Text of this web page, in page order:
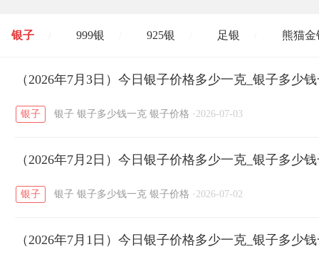
银子 999银 925银 足银 熊猫金
开国纪念币 大清银币 / 长城币 / 老
菜百 周生生 周大生
六福 / 金至尊 / 潮宏基 / 亚一金店
（2026年7月3日）今日银子价格多少一克_银子多少
银子 银子 银子多少钱一克 银子价格 · 2026-07-03
（2026年7月2日）今日银子价格多少一克_银子多少
银子 银子 银子多少钱一克 银子价格 · 2026-07-02
（2026年7月1日）今日银子价格多少一克_银子多少